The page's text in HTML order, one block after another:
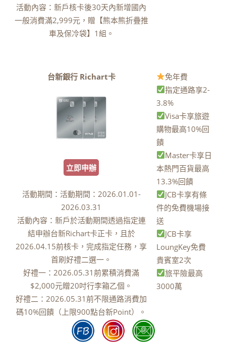
活動內容：新戶核卡後30天內新增國內
一般消費滿2,999元，贈【熊本熊折疊推
車及保冷袋】1組。
台新銀行 Richart卡
立即申辦
活動期間：活動期間：2026.01.01-
2026.03.31
活動內容：新戶於活動期間透過指定連
結申辦台新Richart卡正卡，且於
2026.04.15前核卡，完成指定任務，享
首刷好禮二選一。
好禮一：2026.05.31前累積消費滿
$2,000元贈20吋行李箱乙個。
好禮二：2026.05.31前不限通路消費加
碼10%回饋（上限900點台新Point）。
免年費
指定通路享2-
3.8%
Visa卡享旅遊
購物最高10%回
饋
Master卡享日
本熱門百貨最高
13.3%回饋
JCB卡享有條
件的免費機場接
送
JCB卡享
LoungKey免費
貴賓室2次
旅平險最高
3000萬